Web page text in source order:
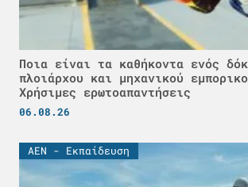
Ποια είναι τα καθήκοντα ενός
πλοιάρχου και μηχανικού
Χρήσιμες ερωτοαπαντήσεις
06.08.26
ΑΕΝ - Εκπαίδευση